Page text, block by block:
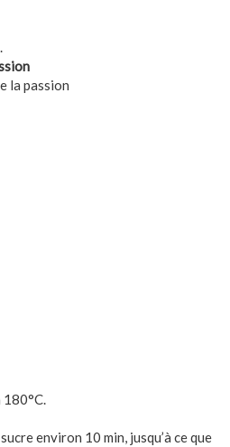
la passion
environ 10 min, jusqu’à ce que